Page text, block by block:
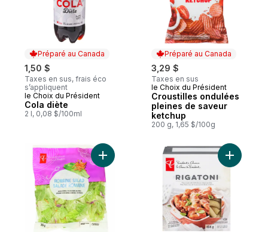
Préparé au Canada
1,50 $
Taxes en sus, frais éco
s’appliquent
Préparé au Canada
le Choix du Président
Cola diète
2 l, 0,08 $/100ml
Préparé au Canada
3,29 $
Taxes en sus
Préparé au Canada
le Choix du Président
Croustilles ondulées
pleines de saveur
ketchup
200 g, 1,65 $/100g
Ajouter Salade romaine au panierAjouter